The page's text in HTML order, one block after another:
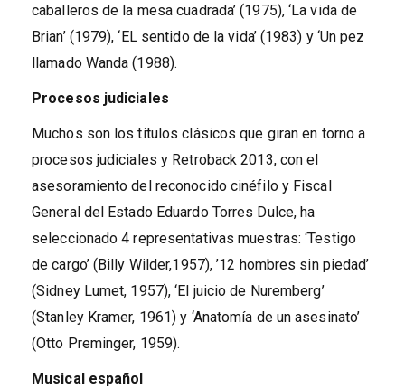
caballeros de la mesa cuadrada’ (1975), ‘La vida de
Brian’ (1979), ‘EL sentido de la vida’ (1983) y ‘Un pez
llamado Wanda (1988).
Procesos judiciales
Muchos son los títulos clásicos que giran en torno a
procesos judiciales y Retroback 2013, con el
asesoramiento del reconocido cinéfilo y Fiscal
General del Estado Eduardo Torres Dulce, ha
seleccionado 4 representativas muestras: ‘Testigo
de cargo’ (Billy Wilder,1957), ’12 hombres sin piedad’
(Sidney Lumet, 1957), ‘El juicio de Nuremberg’
(Stanley Kramer, 1961) y ‘Anatomía de un asesinato’
(Otto Preminger, 1959).
Musical español